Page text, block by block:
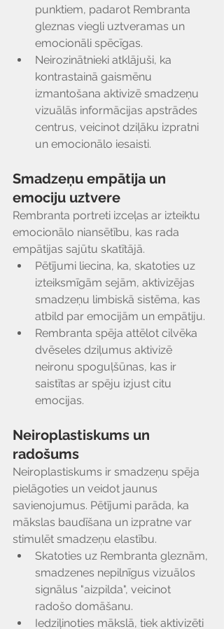
punktiem, padarot Rembranta
gleznas viegli uztveramas un
emocionāli spēcīgas.
Neirozinātnieki atklājuši, ka
kontrastainā gaismēnu
izmantošana aktivizē smadzeņu
vizuālās informācijas apstrādes
centrus, veicinot dziļāku izpratni
un emocionālo iesaisti.
Smadzeņu empātija un
emociju uztvere
Rembranta portreti izceļas ar izteiktu
emocionālo niansētību, kas rada
empātijas sajūtu skatītājā.
Pētījumi liecina, ka, skatoties uz
izteiksmīgām sejām, aktivizējas
smadzeņu limbiskā sistēma, kas
atbild par emocijām un empātiju.
Rembranta spēja attēlot cilvēka
dvēseles dziļumus aktivizē
neironu spoguļšūnas, kas ir
saistītas ar spēju izjust citu
emocijas.
Neiroplastiskums un
radošums
Neiroplastiskums ir smadzeņu spēja
pielāgoties un veidot jaunus
savienojumus. Pētījumi parāda, ka
mākslas baudīšana un izpratne var
stimulēt smadzeņu elastību.
Skatoties uz Rembranta gleznām,
smadzenes nepilnīgus vizuālos
signālus "aizpilda", veicinot
radošo domāšanu.
Iedziļinoties mākslā, tiek aktivizēti